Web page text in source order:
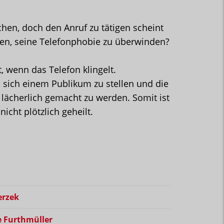
doch den Anruf zu tätigen scheint
seine Telefonphobie zu überwinden?
wenn das Telefon klingelt.
einem Publikum zu stellen und die
gemacht zu werden. Somit ist
plötzlich geheilt.
Furthmüller